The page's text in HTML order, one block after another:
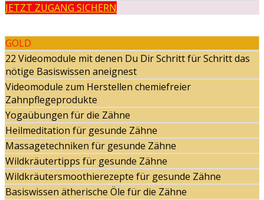
JETZT ZUGANG SICHERN
GOLD
22 Videomodule mit denen Du Dir Schritt für Schritt das
nötige Basiswissen aneignest
Videomodule zum Herstellen chemiefreier
Zahnpflegeprodukte
Yogaübungen für die Zähne
Heilmeditation für gesunde Zähne
Massagetechniken für gesunde Zähne
Wildkräutertipps für gesunde Zähne
Wildkräutersmoothierezepte für gesunde Zähne
Basiswissen ätherische Öle für die Zähne